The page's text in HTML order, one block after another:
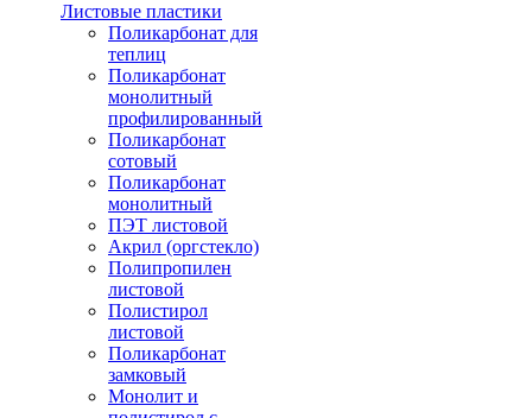
Листовые пластики
Поликарбонат для
теплиц
Поликарбонат
монолитный
профилированный
Поликарбонат
сотовый
Поликарбонат
монолитный
ПЭТ листовой
Акрил (оргстекло)
Полипропилен
листовой
Полистирол
листовой
Поликарбонат
замковый
Монолит и